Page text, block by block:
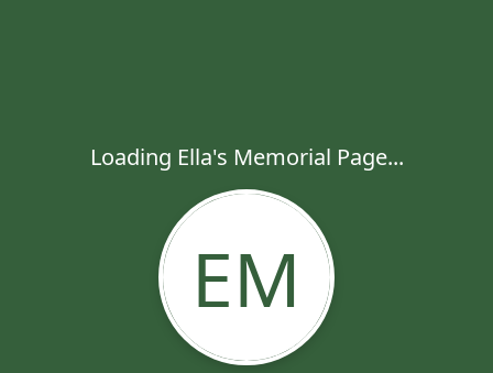
Loading Ella's Memorial Page...
EM